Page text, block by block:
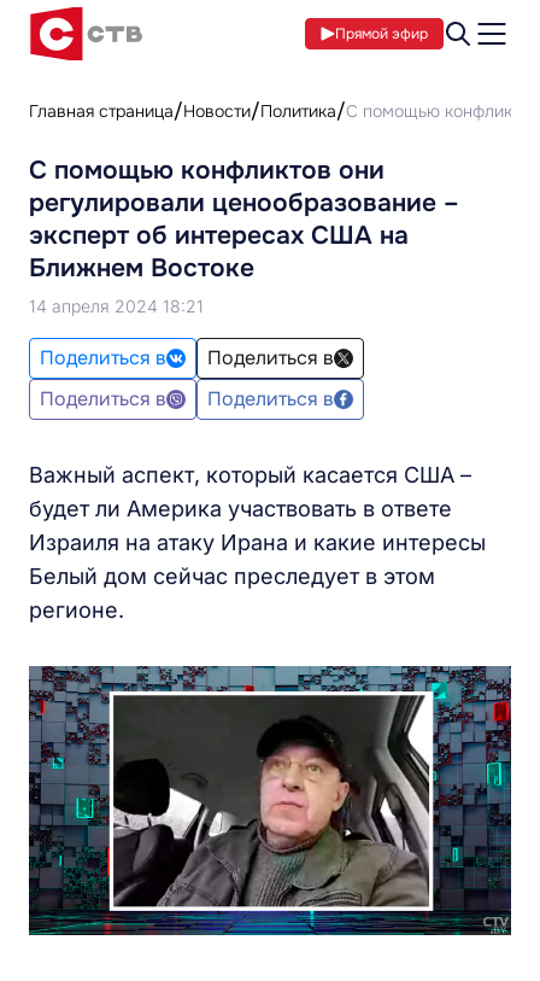
Прямой эфир
Главная страница Новости Политика С помощью конфликтов
С помощью конфликтов они
регулировали ценообразование –
эксперт об интересах США на
Ближнем Востоке
14 апреля 2024 18:21
Поделиться в
Поделиться в
Поделиться в
Поделиться в
Важный аспект, который касается США –
будет ли Америка участвовать в ответе
Израиля на атаку Ирана и какие интересы
Белый дом сейчас преследует в этом
регионе.